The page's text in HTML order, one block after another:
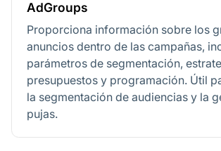
AdGroups
Proporciona información sobre los
anuncios dentro de las campañas,
parámetros de segmentación,
presupuestos y programación. Útil
la segmentación de audiencias y la
pujas.